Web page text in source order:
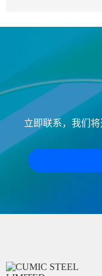
立即联系，我们